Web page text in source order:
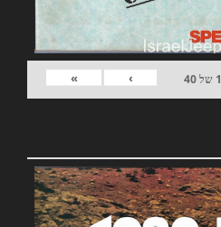
1 של40
›
»